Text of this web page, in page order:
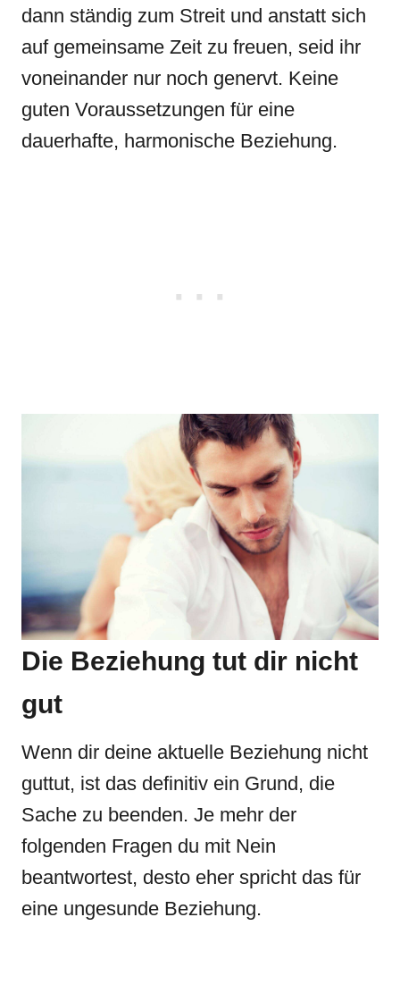
dann ständig zum Streit und anstatt sich
auf gemeinsame Zeit zu freuen, seid ihr
voneinander nur noch genervt. Keine
guten Voraussetzungen für eine
dauerhafte, harmonische Beziehung.
Die Beziehung tut dir nicht
gut
Wenn dir deine aktuelle Beziehung nicht
guttut, ist das definitiv ein Grund, die
Sache zu beenden. Je mehr der
folgenden Fragen du mit Nein
beantwortest, desto eher spricht das für
eine ungesunde Beziehung.